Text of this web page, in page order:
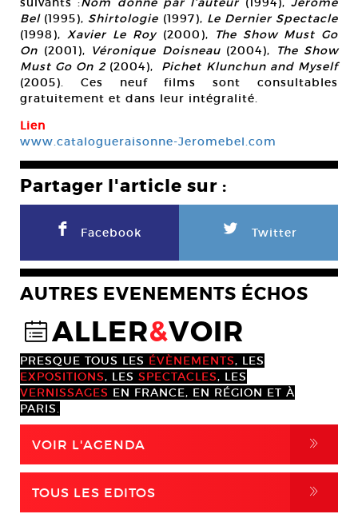
Bel(1995), Shirtologie (1997), Le Dernier Spectacle
(1998),Xavier Le Roy(2000),
The Show Must Go
On (2001), Véronique Doisneau(2004),
The Show
Must Go On 2(2004), Pichet Klunchun and Myself
(2005). Ces neuf films sont consultables
gratuitement et dans leur intégralité.
Lien
www.catalogueraisonne-Jeromebel.com
Partager l'article sur :
F Facebook L Twitter
AUTRES EVENEMENTS ÉCHOS
@ALLER&VOIR
PRESQUE TOUS LES ÉVÈNEMENTS, LES
EXPOSITIONS, LES SPECTACLES, LES
VERNISSAGES EN FRANCE, EN RÉGION ET À
PARIS.
VOIR L'AGENDA ,
TOUS LES EDITOS ,